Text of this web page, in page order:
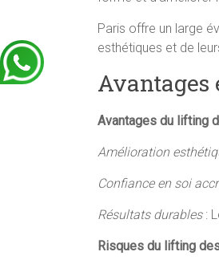
Paris offre un large
esthétiques et de
Avantages
Avantages du lifting
Amélioration
Confiance en soi
Résultats durables:
Risques du lifting